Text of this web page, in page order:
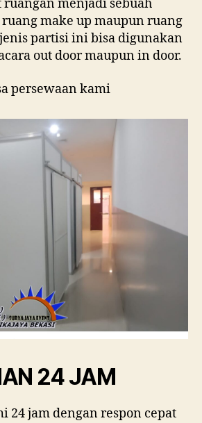
menjadi sebuah
make up maupun ruang
partisi ini bisa digunakan
out door maupun in door.
persewaan kami
24 JAM
24 jam dengan respon cepat